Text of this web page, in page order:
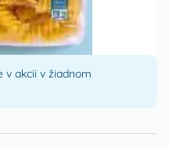
v akcii v žiadnom